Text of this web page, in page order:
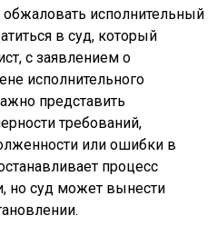
исполнительный
в суд, который
с заявлением о
исполнительного
представить
требований,
или ошибки в
процесс
но суд может вынести